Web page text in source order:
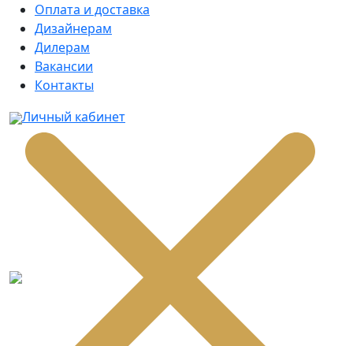
Оплата и доставка
Дизайнерам
Дилерам
Вакансии
Контакты
Личный кабинет